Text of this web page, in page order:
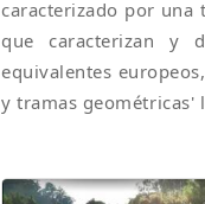
caracterizado por una
que caracterizan y
equivalentes
y tramas geométricas'